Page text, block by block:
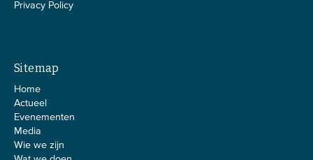
Privacy Policy
Sitemap
Home
Actueel
Evenementen
Media
Wie we zijn